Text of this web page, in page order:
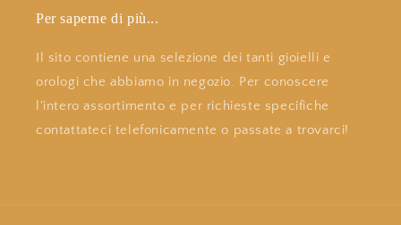
Per saperne di più...
Il sito contiene una selezione dei tanti gioielli e
orologi che abbiamo in negozio. Per conoscere
l'intero assortimento e per richieste specifiche
contattateci telefonicamente o passate a trovarci!